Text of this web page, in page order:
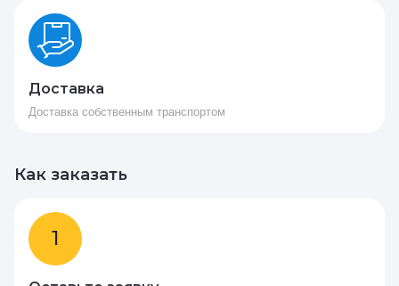
Доставка
Доставка собственным транспортом
Как заказать
1